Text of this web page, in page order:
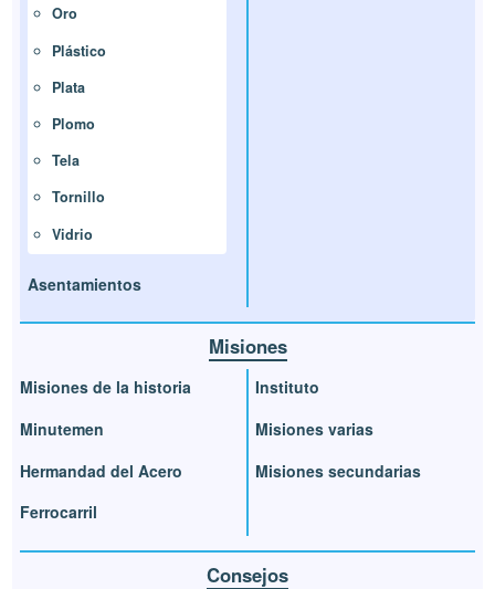
Oro
Plástico
Plata
Plomo
Tela
Tornillo
Vidrio
Asentamientos
Misiones
Misiones de la historia
Minutemen
Hermandad del Acero
Ferrocarril
Instituto
Misiones varias
Misiones secundarias
Consejos